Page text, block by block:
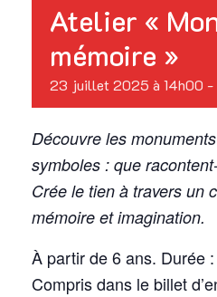
Atelier «
mémoire »
23 juillet 2025 à 14h00 -
Découvre les
symboles : que
Crée le tien à travers un
mémoire et imagination.
À partir de 6 ans. Durée
Compris dans le billet